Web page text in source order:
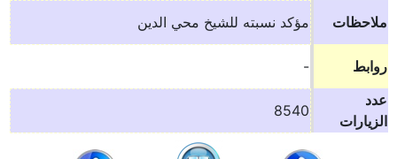
ملاحظات مؤكد نسبته للشيخ محي الدين
روابط
-
عدد
الزيارات
8540